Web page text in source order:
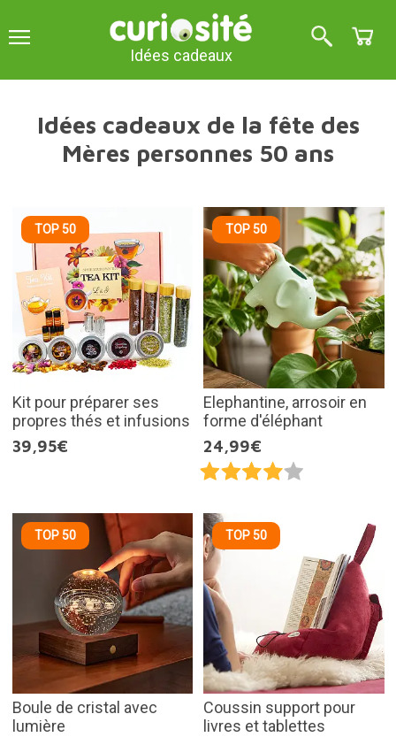
Idées cadeaux
Idées cadeaux de la fête des
Mères personnes 50 ans
TOP 50
Kit pour préparer ses
propres thés et infusions
39,95€
TOP 50
Elephantine, arrosoir en
forme d'éléphant
24,99€
TOP 50
Boule de cristal avec
lumière
TOP 50
Coussin support pour
livres et tablettes